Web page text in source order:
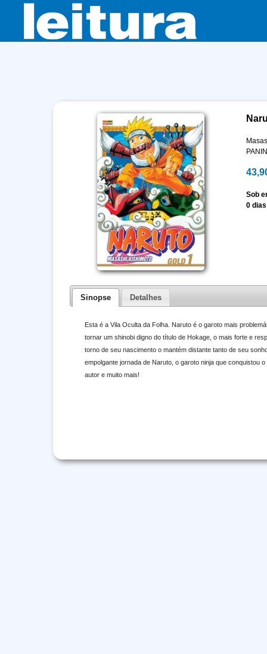
Sob
0 dias
Sinopse Detalhes
Esta é a Vila Oculta da Folha. Naruto é o garoto mais
tornar um shinobi digno do título de Hokage, o mais forte e
torno de seu nascimento o mantém distante tanto de seu
empolgante jornada de Naruto, o garoto ninja que conquistou
autor e muito mais!